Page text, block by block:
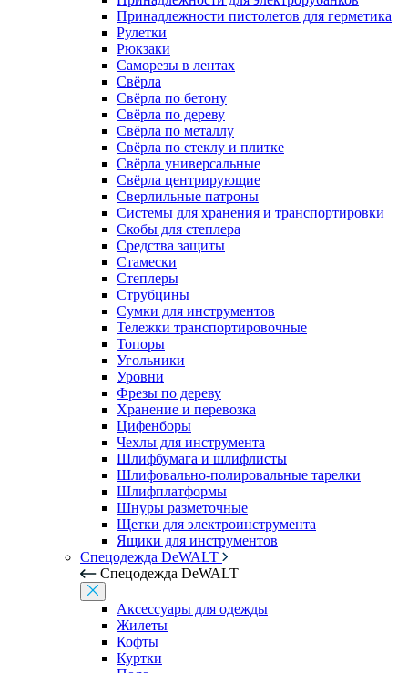
Принадлежности пистолетов для герметика
Рулетки
Рюкзаки
Саморезы в лентах
Свёрла
Свёрла по бетону
Свёрла по дереву
Свёрла по металлу
Свёрла по стеклу и плитке
Свёрла универсальные
Свёрла центрирующие
Сверлильные патроны
Системы для хранения и транспортировки
Скобы для степлера
Средства защиты
Стамески
Степлеры
Струбцины
Сумки для инструментов
Тележки транспортировочные
Топоры
Угольники
Уровни
Фрезы по дереву
Хранение и перевозка
Цифенборы
Чехлы для инструмента
Шлифбумага и шлифлисты
Шлифовально-полировальные тарелки
Шлифплатформы
Шнуры разметочные
Щетки для электроинструмента
Ящики для инструментов
Спецодежда DeWALT
Спецодежда DeWALT
Аксессуары для одежды
Жилеты
Кофты
Куртки